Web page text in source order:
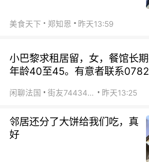
美食天下 郑知恩 昨天13:59
小巴黎求租居留，女，餐馆长
年龄40至45。有意者联系
闲聊法国 街友74434350 昨天13:25
邻居还分了大饼给我们吃，真
好